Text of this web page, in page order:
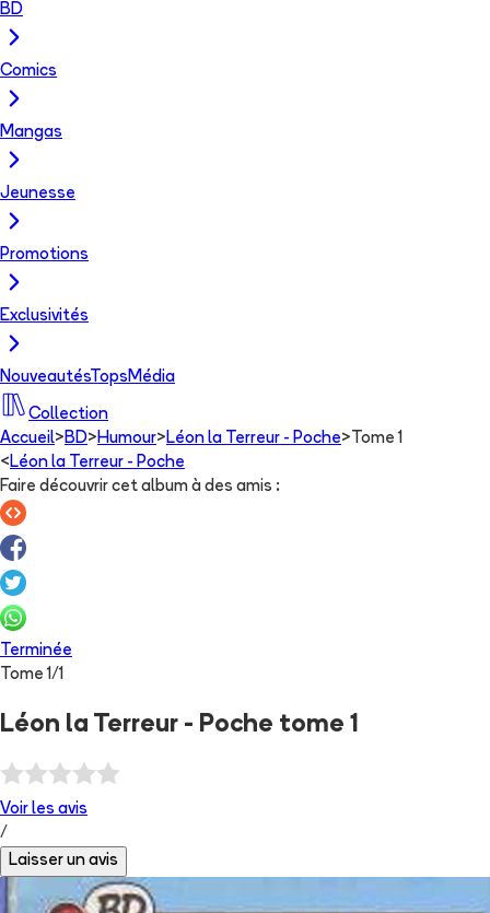
BD
Comics
Mangas
Jeunesse
Promotions
Exclusivités
NouveautésTops Média
Collection
Accueil> BD> Humour> Léon la Terreur - Poche> Tome 1
< Léon la Terreur - Poche
Faire découvrir cet album à des amis :
Terminée
Tome1/1
Léon la Terreur - Poche tome 1
Voir les avis
/
Laisser un avis